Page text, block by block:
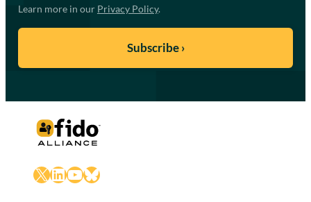
Learn more in our Privacy Policy.
X LinkedIn
YouTube
Bluesky